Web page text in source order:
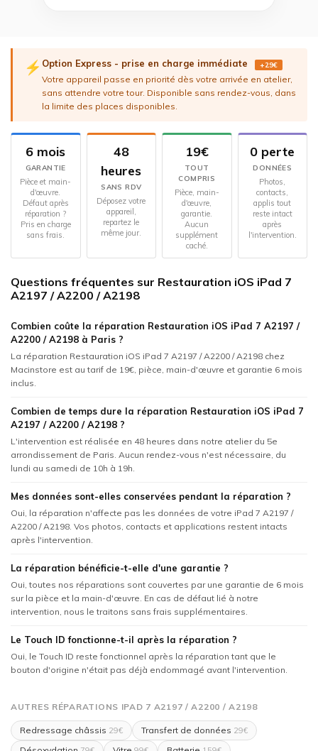
⚡ Option Express - prise en charge immédiate +29€
Votre appareil passe en priorité dès votre arrivée en atelier,
sans attendre votre tour. Disponible sans rendez-vous, dans
la limite des places disponibles.
6 mois
GARANTIE
Pièce et main-
d'œuvre.
Défaut après
réparation ?
Pris en charge
sans frais.
48
heures
SANS RDV
Déposez votre
appareil,
repartez le
même jour.
19€
TOUT
COMPRIS
Pièce, main-
d'œuvre,
garantie.
Aucun
supplément
caché.
0 perte
DONNÉES
Photos,
contacts,
applis tout
reste intact
après
l'intervention.
Questions fréquentes sur Restauration iOS iPad 7
A2197 / A2200 / A2198
Combien coûte la réparation Restauration iOS iPad 7 A2197 /
A2200 / A2198 à Paris ?
La réparation Restauration iOS iPad 7 A2197 / A2200 / A2198 chez
Macinstore est au tarif de 19€, pièce, main-d'œuvre et garantie 6 mois
inclus.
Combien de temps dure la réparation Restauration iOS iPad 7
A2197 / A2200 / A2198 ?
L'intervention est réalisée en 48 heures dans notre atelier du 5e
arrondissement de Paris. Aucun rendez-vous n'est nécessaire, du
lundi au samedi de 10h à 19h.
Mes données sont-elles conservées pendant la réparation ?
Oui, la réparation n'affecte pas les données de votre iPad 7 A2197 /
A2200 / A2198. Vos photos, contacts et applications restent intacts
après l'intervention.
La réparation bénéficie-t-elle d'une garantie ?
Oui, toutes nos réparations sont couvertes par une garantie de 6 mois
sur la pièce et la main-d'œuvre. En cas de défaut lié à notre
intervention, nous le traitons sans frais supplémentaires.
Le Touch ID fonctionne-t-il après la réparation ?
Oui, le Touch ID reste fonctionnel après la réparation tant que le
bouton d'origine n'était pas déjà endommagé avant l'intervention.
AUTRES RÉPARATIONS IPAD 7 A2197 / A2200 / A2198
Redressage châssis 29€ Transfert de données 29€